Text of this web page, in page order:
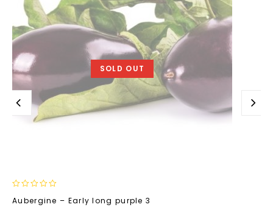
SOLD OUT
out
Aubergine – Early long purple 3